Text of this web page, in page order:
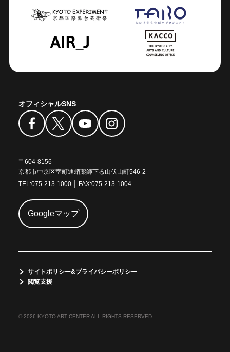
オフィシャルSNS
〒604-8156
京都市中京区室町通蛸薬師下る山伏山町546-2
TEL:075-213-1000│ FAX:075-213-1004
Googleマップ
サイトポリシー&プライバシーポリシー
閲覧支援
© 2026 KYOTO ART CENTER ALL RIGHTS RESERVED.